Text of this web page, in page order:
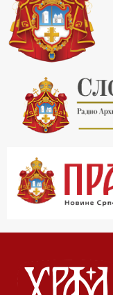
15.03 Беседа
15.15 Молитве
15.30 Манастири
16.03 Српска
16.30 Тврђаве
17.03 Бит –
17.30 Приче из
18.03 Врлинослов
20.15 Реч архијереја